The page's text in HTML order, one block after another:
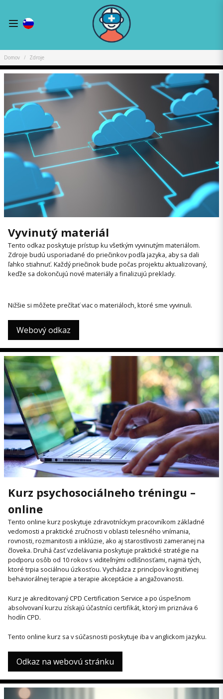
Domov Zdroje
Vyvinutý materiál
Tento odkaz poskytuje prístup ku všetkým vyvinutým materiálom.
Zdroje budú usporiadané do priečinkov podľa jazyka, aby sa dali
ľahko stiahnuť. Každý priečinok bude počas projektu aktualizovaný,
keďže sa dokončujú nové materiály a finalizujú preklady.
Nižšie si môžete prečítať viac o materiáloch, ktoré sme vyvinuli.
Webový odkaz
Kurz psychosociálneho tréningu –
online
Tento online kurz poskytuje zdravotníckym pracovníkom základné
vedomosti a praktické zručnosti v oblasti telesného vnímania,
rovnosti, rozmanitosti a inklúzie, ako aj starostlivosti zameranej na
človeka. Druhá časť vzdelávania poskytuje praktické stratégie na
podporu osôb od 10 rokov s viditeľnými odlišnosťami, najmä tých,
ktoré trpia sociálnou úzkosťou. Vychádza z princípov kognitívnej
behaviorálnej terapie a terapie akceptácie a angažovanosti.
Kurz je akreditovaný CPD Certification Service a po úspešnom
absolvovaní kurzu získajú účastníci certifikát, ktorý im priznáva 6
hodín CPD.
Tento online kurz sa v súčasnosti poskytuje iba v anglickom jazyku.
Odkaz na webovú stránku